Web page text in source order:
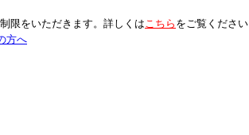
限をいただきます。詳しくはこちら をご覧ください
方へ